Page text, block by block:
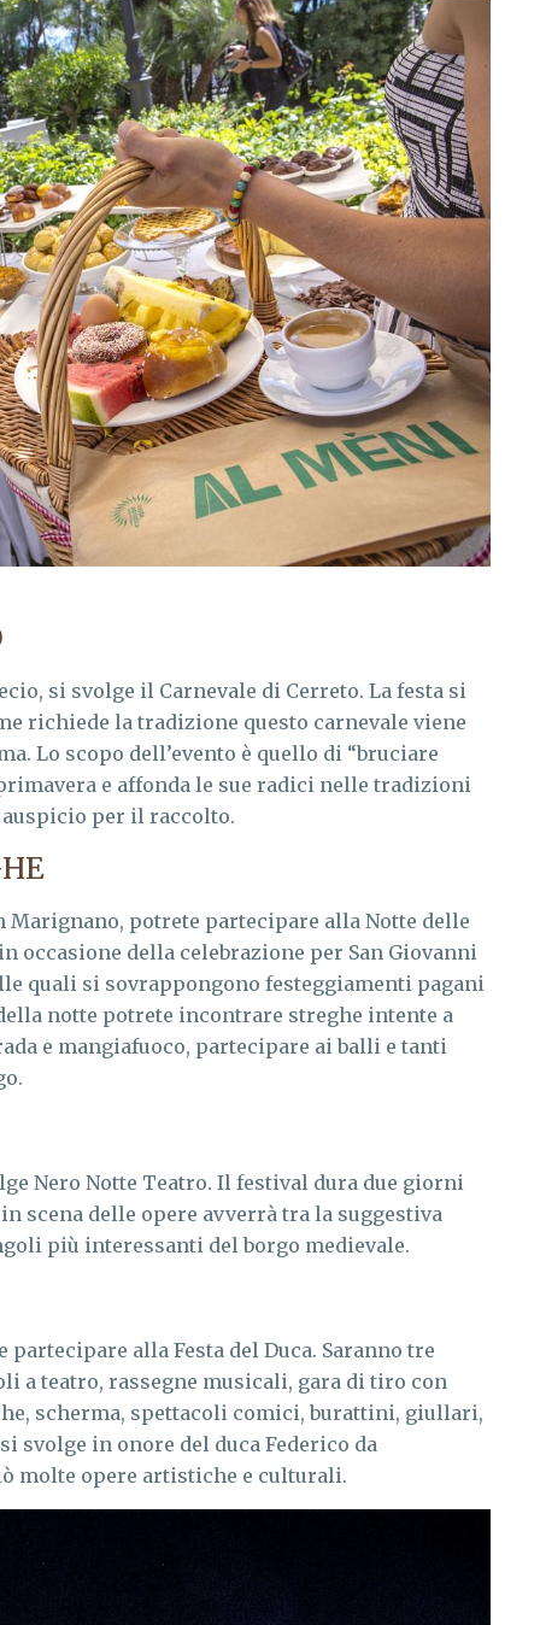
si svolge il Carnevale di Cerreto. La festa si
richiede la tradizione questo carnevale viene
Lo scopo dell’evento è quello di “bruciare
e affonda le sue radici nelle tradizioni
auspicio per il raccolto.
Marignano, potrete partecipare alla Notte delle
occasione della celebrazione per San Giovanni
quali si sovrappongono festeggiamenti pagani
notte potrete incontrare streghe intente a
e mangiafuoco, partecipare ai balli e tanti
Nero Notte Teatro. Il festival dura due giorni
scena delle opere avverrà tra la suggestiva
più interessanti del borgo medievale.
alla Festa del Duca. Saranno tre
a teatro, rassegne musicali, gara di tiro con
scherma, spettacoli comici, burattini, giullari,
svolge in onore del duca Federico da
molte opere artistiche e culturali.